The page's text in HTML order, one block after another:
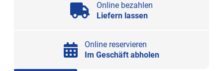
Online bezahlen
Liefern lassen
Online reservieren
Im Geschäft abholen